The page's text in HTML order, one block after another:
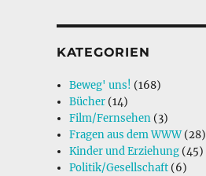
KATEGORIEN
Beweg' uns! (168)
Bücher (14)
Film/Fernsehen (3)
Fragen aus dem WWW(28)
Kinder und Erziehung (45)
Politik/Gesellschaft (6)